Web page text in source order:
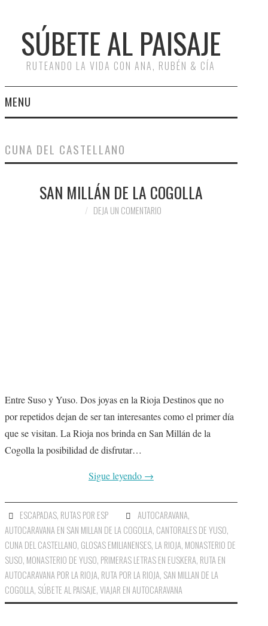
SÚBETE AL PAISAJE
RUTEANDO LA VIDA CON ANA, RUBÉN & CÍA
MENU
RUTAS
RUTAS POR ESPAÑA
CUNA DEL CASTELLANO
SAN MILLÁN DE LA COGOLLA
DEJA UN COMENTARIO
Entre Suso y Yuso. Dos joyas en la Rioja Destinos que no
por repetidos dejan de ser tan interesantes como el primer día
que se visitan. La Rioja nos brinda en San Millán de la
Cogolla la posibilidad de disfrutar…
Sigue leyendo →
ESCAPADAS, RUTAS POR ESP AUTOCARAVANA,
AUTOCARAVANA EN SAN MILLAN DE LA COGOLLA, CANTORALES DE YUSO,
CUNA DEL CASTELLANO, GLOSAS EMILIANENSES, LA RIOJA, MONASTERIO DE
SUSO, MONASTERIO DE YUSO, PRIMERAS LETRAS EN EUSKERA, RUTA EN
AUTOCARAVANA POR LA RIOJA, RUTA POR LA RIOJA, SAN MILLAN DE LA
COGOLLA, SÚBETE AL PAISAJE,VIAJAR EN AUTOCARAVANA